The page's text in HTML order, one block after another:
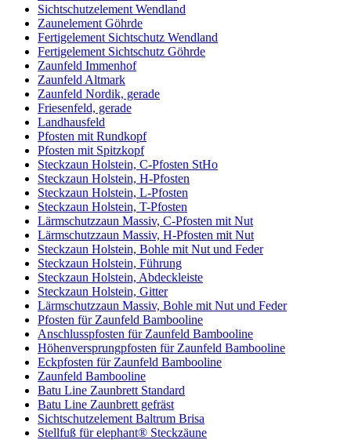
Sichtschutzelement Wendland
Zaunelement Göhrde
Fertigelement Sichtschutz Wendland
Fertigelement Sichtschutz Göhrde
Zaunfeld Immenhof
Zaunfeld Altmark
Zaunfeld Nordik, gerade
Friesenfeld, gerade
Landhausfeld
Pfosten mit Rundkopf
Pfosten mit Spitzkopf
Steckzaun Holstein, C-Pfosten StHo
Steckzaun Holstein, H-Pfosten
Steckzaun Holstein, L-Pfosten
Steckzaun Holstein, T-Pfosten
Lärmschutzzaun Massiv, C-Pfosten mit Nut
Lärmschutzzaun Massiv, H-Pfosten mit Nut
Steckzaun Holstein, Bohle mit Nut und Feder
Steckzaun Holstein, Führung
Steckzaun Holstein, Abdeckleiste
Steckzaun Holstein, Gitter
Lärmschutzzaun Massiv, Bohle mit Nut und Feder
Pfosten für Zaunfeld Bambooline
Anschlusspfosten für Zaunfeld Bambooline
Höhenversprungpfosten für Zaunfeld Bambooline
Eckpfosten für Zaunfeld Bambooline
Zaunfeld Bambooline
Batu Line Zaunbrett Standard
Batu Line Zaunbrett gefräst
Sichtschutzelement Baltrum Brisa
Stellfuß für elephant® Steckzäune